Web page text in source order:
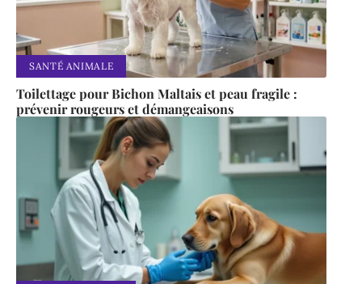
SANTÉ ANIMALE
Toilettage pour Bichon Maltais et peau fragile :
prévenir rougeurs et démangeaisons